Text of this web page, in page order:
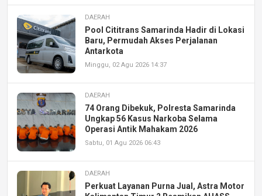
DAERAH
Pool Cititrans Samarinda Hadir di Lokasi
Baru, Permudah Akses Perjalanan
Antarkota
Minggu, 02 Agu 2026 14:37
DAERAH
74 Orang Dibekuk, Polresta Samarinda
Ungkap 56 Kasus Narkoba Selama
Operasi Antik Mahakam 2026
Sabtu, 01 Agu 2026 06:43
DAERAH
Perkuat Layanan Purna Jual, Astra Motor